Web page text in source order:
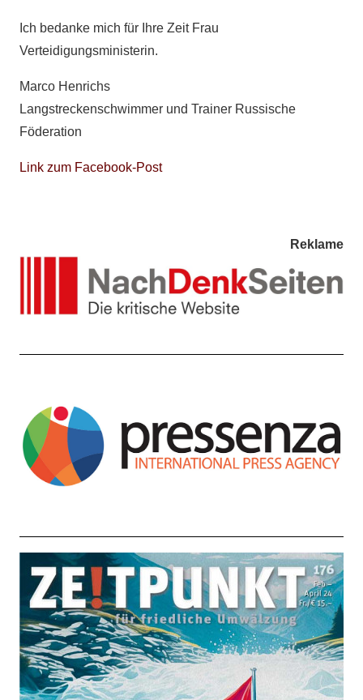
Ich bedanke mich für Ihre Zeit Frau
Verteidigungsministerin.
Marco Henrichs
Langstreckenschwimmer und Trainer Russische
Föderation
Link zum Facebook-Post
Reklame